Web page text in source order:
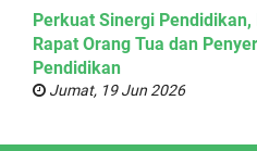
Perkuat Sinergi
Rapat Orang Tua dan
Pendidikan
Jumat, 19 Jun 2026